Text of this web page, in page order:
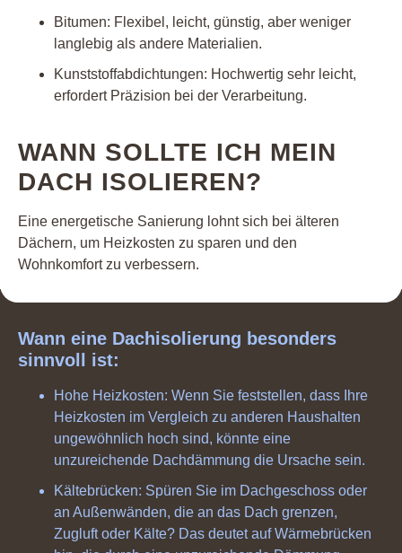
Bitumen: Flexibel, leicht, günstig, aber weniger
langlebig als andere Materialien.
Kunststoffabdichtungen: Hochwertig sehr leicht,
erfordert Präzision bei der Verarbeitung.
WANN SOLLTE ICH MEIN
DACH ISOLIEREN?
Eine energetische Sanierung lohnt sich bei älteren
Dächern, um Heizkosten zu sparen und den
Wohnkomfort zu verbessern.
Wann eine Dachisolierung besonders
sinnvoll ist:
Hohe Heizkosten: Wenn Sie feststellen, dass Ihre
Heizkosten im Vergleich zu anderen Haushalten
ungewöhnlich hoch sind, könnte eine
unzureichende Dachdämmung die Ursache sein.
Kältebrücken: Spüren Sie im Dachgeschoss oder
an Außenwänden, die an das Dach grenzen,
Zugluft oder Kälte? Das deutet auf Wärmebrücken